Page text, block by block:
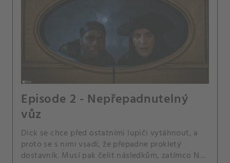
Episode 2 - Nepřepadnutelný
vůz
Dick se chce před ostatními lupiči vytáhnout, a
proto se s nimi vsadí, že přepadne prokletý
dostavník. Musí pak čelit následkům, zatímco Nell